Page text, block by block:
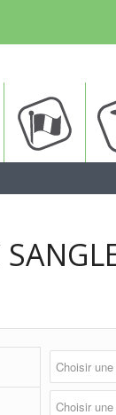
Bancs